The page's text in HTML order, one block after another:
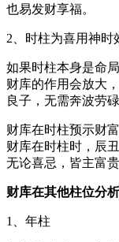
也易发财享福。
2、时柱为喜用神时
如果时柱本身是命
财库的作用会放大
良子，无需奔波劳碌
财库在时柱预示财
财库在时柱时，辰
无论喜忌，皆主富贵
财库在其他柱位分析
1、年柱